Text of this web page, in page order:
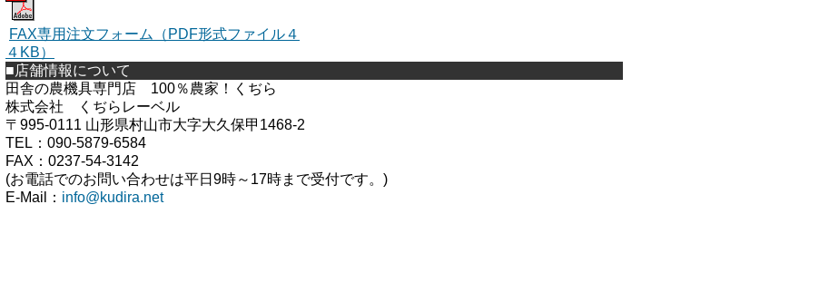
FAX専用注文フォーム（PDF形式ファイル４
４KB）
■店舗情報について
田舎の農機具専門店 100％農家！くぢら
株式会社 くぢらレーベル
〒995-0111 山形県村山市大字大久保甲1468-2
TEL：090-5879-6584
FAX：0237-54-3142
(お電話でのお問い合わせは平日9時～17時まで受付です。 )
E-Mail： info@kudira.net